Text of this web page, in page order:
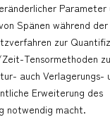
Parameter
Spänen während
zur
Tensormethoden
auch Verlagerungs-
Erweiterung des
notwendig macht.